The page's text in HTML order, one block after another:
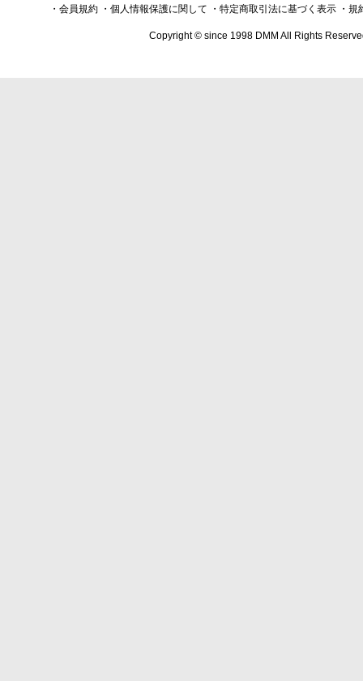
・会員規約 ・個人情報保護に関して ・特定商取引法に基づく表示 ・規
Copyright © since 1998 DMM All Rights